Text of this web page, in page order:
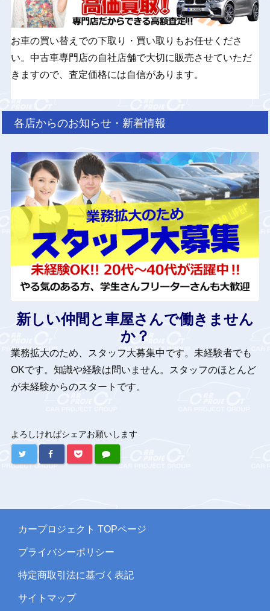
お車の買い替えでの下取り・買い取りもお任せくださ
い。中古車専門店の自社店舗で大切に販売させていただ
きますので、査定価格には自信があります。
各店からのお知らせ・新着情報
新しい仲間と車屋さんで働きません
か？
業務拡大のため、スタッフ大募集中です。未経験者でも
OKです。知識や経験は問いません。スタッフのほとんど
が未経験からのスタートです。
カープロジェクト TOPページ
プライバシーポリシー
特定商取引法に基づく表記
サイトマップ